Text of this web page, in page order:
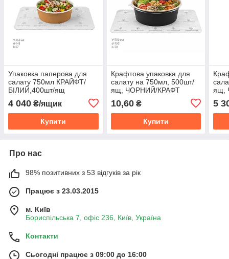
Упаковка паперова для
салату 750мл КРАЙФТ/
БІЛИЙ,400шт/ящ
4 040 ₴/ящик
Купити
Крафтова упаковка для
салату на 750мл, 500шт/
ящ, ЧОРНИЙ/КРАФТ
10,60₴
Купити
ящ,
5
Про нас
98% позитивних з 53 відгуків за рік
Працює з 23.03.2015
м. Київ
Бориспільська 7, офіс 236, Київ, Україна
Контакти
Сьогодні працює з 09:00 до 16:00